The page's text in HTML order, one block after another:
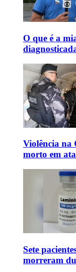
O que é a
Violência na
morto em
Sete
morreram